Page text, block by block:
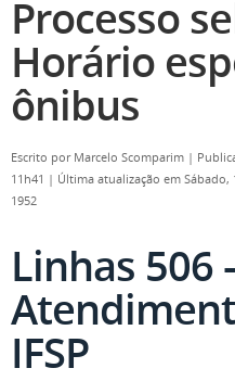
Processo
Horário
ônibus
Escrito por Marcelo Scomparim |
11h41 | Última atualização em Sábado,
1952
Linhas 506
IFSP